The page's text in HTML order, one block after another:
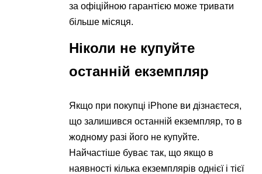
за офіційною гарантією може тривати
більше місяця.
Ніколи не купуйте
останній екземпляр
Якщо при покупці iPhone ви дізнаєтеся,
що залишився останній екземпляр, то в
жодному разі його не купуйте.
Найчастіше буває так, що якщо в
наявності кілька екземплярів однієї і тієї